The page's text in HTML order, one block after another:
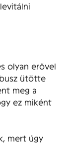
olyan erővel
ütötte
meg a
ez miként
mert úgy